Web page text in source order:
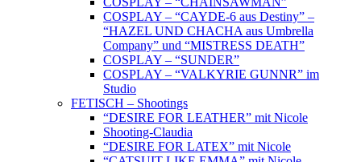
COSPLAY – “CAYDE-6 aus Destiny” –
“HAZEL UND CHACHA aus Umbrella
Company” und “MISTRESS DEATH”
COSPLAY – “SUNDER”
COSPLAY – “VALKYRIE GUNNR” im
Studio
FETISCH – Shootings
“DESIRE FOR LEATHER” mit Nicole
Shooting-Claudia
“DESIRE FOR LATEX” mit Nicole